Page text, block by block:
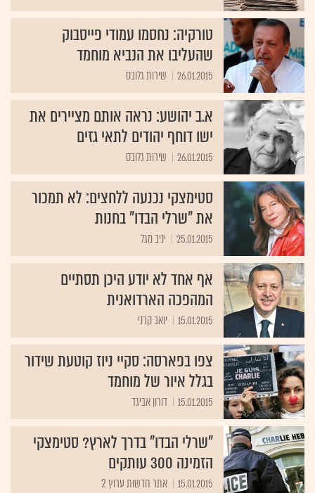
טורקיה: נחסמו עמודי פייסבוק
שהעליבו את הנביא מוחמד
26.01.2015 שירות גלובס
א.ב יהושע: נראה אותם מציירים את
ישו דוחף יהודים לתאי גזים
26.01.2015 שירות גלובס
סטימצקי נכנעה ללחצים: לא תמכור
את "שרלי הבדו" בחנות
25.01.2015 יניב מגל
אף אחד לא יודע היכן תסתיים
המהפכה הארדואנית
15.01.2015 יואב קרני
צפו בפארסה: סקיי ניוז קוטעת שידור
בגלל איור של מוחמד
15.01.2015 דורון אביגד
"שרלי הבדו" בדרך לארץ? סטימצקי
הזמינה 300 עותקים
15.01.2015 אתר חדשות ערוץ 2